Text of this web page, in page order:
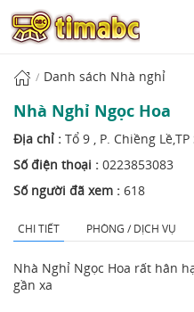
Danh sách Nhà nghỉ
Nhà Nghỉ Ngọc Hoa
Địa chỉ : Tổ 9 , P. Chiềng
Số điện thoại : 0223853083
Số người đã xem : 618
CHI TIẾT PHÒNG / DỊCH VỤ
Nhà Nghỉ Ngọc Hoa rất hân
gần xa